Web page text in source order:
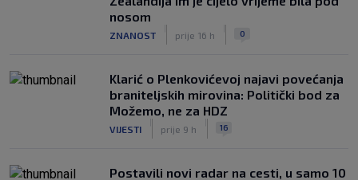
nosom
ZNANOST prije 16 h 0
Klarić o Plenkovićevoj najavi povećanja
braniteljskih mirovina: Politički bod za
Možemo, ne za HDZ
VIJESTI prije 9 h 16
Postavili novi radar na cesti, u samo 10